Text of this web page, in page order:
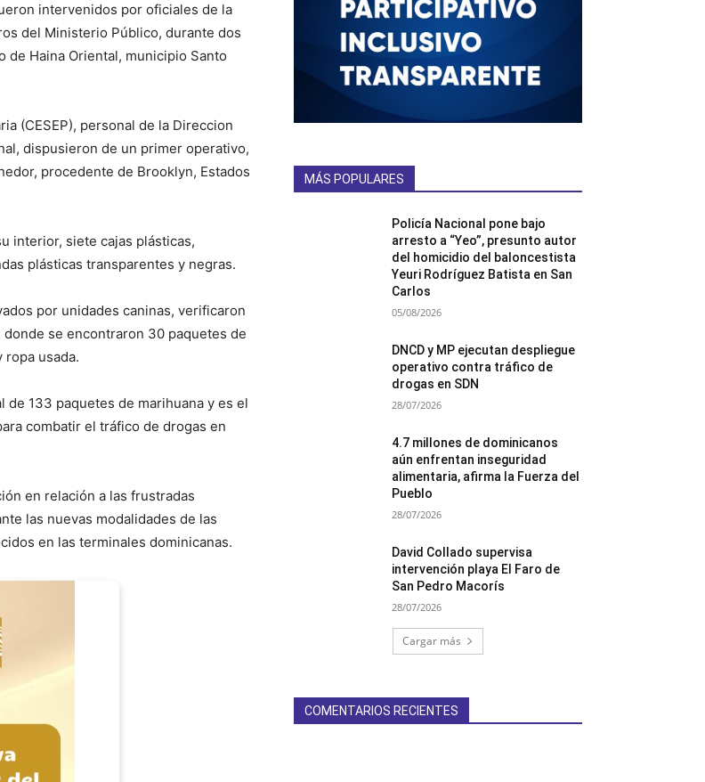
intervenidos por oficiales de la
del Ministerio Público, durante dos
Haina Oriental, municipio Santo
(CESEP), personal de la Direccion
dispusieron de un primer operativo,
procedente de Brooklyn, Estados
interior, siete cajas plásticas,
plásticas transparentes y negras.
por unidades caninas, verificaron
se encontraron 30 paquetes de
ropa usada.
de 133 paquetes de marihuana y es el
combatir el tráfico de drogas en
en relación a las frustradas
las nuevas modalidades de las
en las terminales dominicanas.
MÁS POPULARES
Policía Nacional pone bajo
arresto a “Yeo”, presunto autor
del homicidio del baloncestista
Yeuri Rodríguez Batista en San
Carlos
05/08/2026
DNCD y MP ejecutan despliegue
operativo contra tráfico de
drogas en SDN
28/07/2026
4.7 millones de dominicanos
aún enfrentan inseguridad
alimentaria, afirma la Fuerza del
Pueblo
28/07/2026
David Collado supervisa
intervención playa El Faro de
San Pedro Macorís
28/07/2026
Cargar más
COMENTARIOS RECIENTES